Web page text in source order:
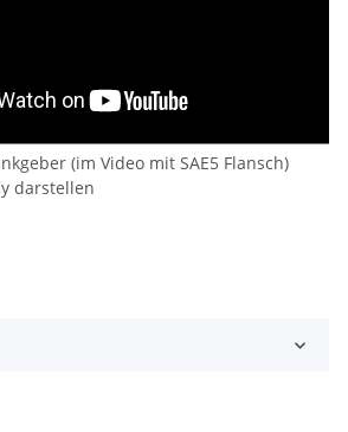
(im Video mit SAE5 Flansch)
darstellen